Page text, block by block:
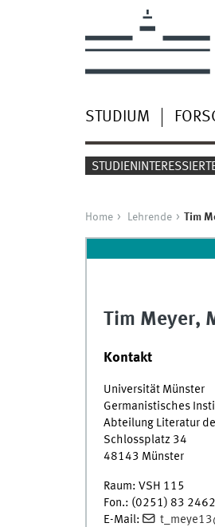
STUDIUM
Home Lehrende Tim
Tim Meyer,
Kontakt
Universität Münster
Germanistisches
Abteilung Literatur
Schlossplatz 34
48143 Münster
Raum: VSH 115
Fon.: (0251) 83
E-Mail: